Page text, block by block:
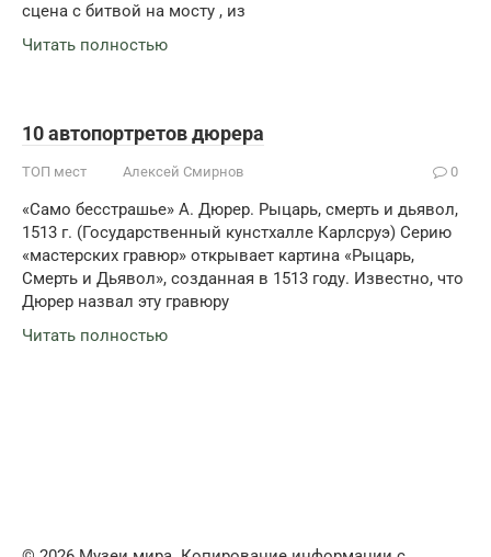
сцена с битвой на мосту , из
Читать полностью
10 автопортретов дюрера
ТОП мест Алексей Смирнов 0
«Само бесстрашье» А. Дюрер. Рыцарь, смерть и дьявол,
1513 г. (Государственный кунстхалле Карлсруэ) Серию
«мастерских гравюр» открывает картина «Рыцарь,
Смерть и Дьявол», созданная в 1513 году. Известно, что
Дюрер назвал эту гравюру
Читать полностью